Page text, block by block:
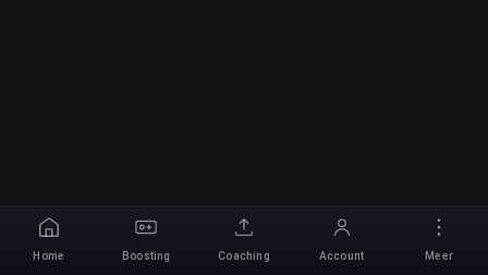
Home Boosting Coaching Account Meer